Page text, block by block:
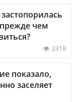
чем
2318
показало,
заселяет